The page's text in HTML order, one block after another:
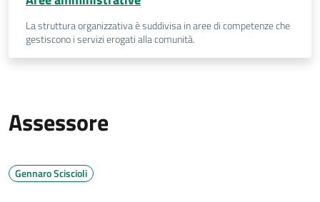
La struttura organizzativa è suddivisa in aree di competenze che
gestiscono i servizi erogati alla comunità.
Assessore
Gennaro Sciscioli